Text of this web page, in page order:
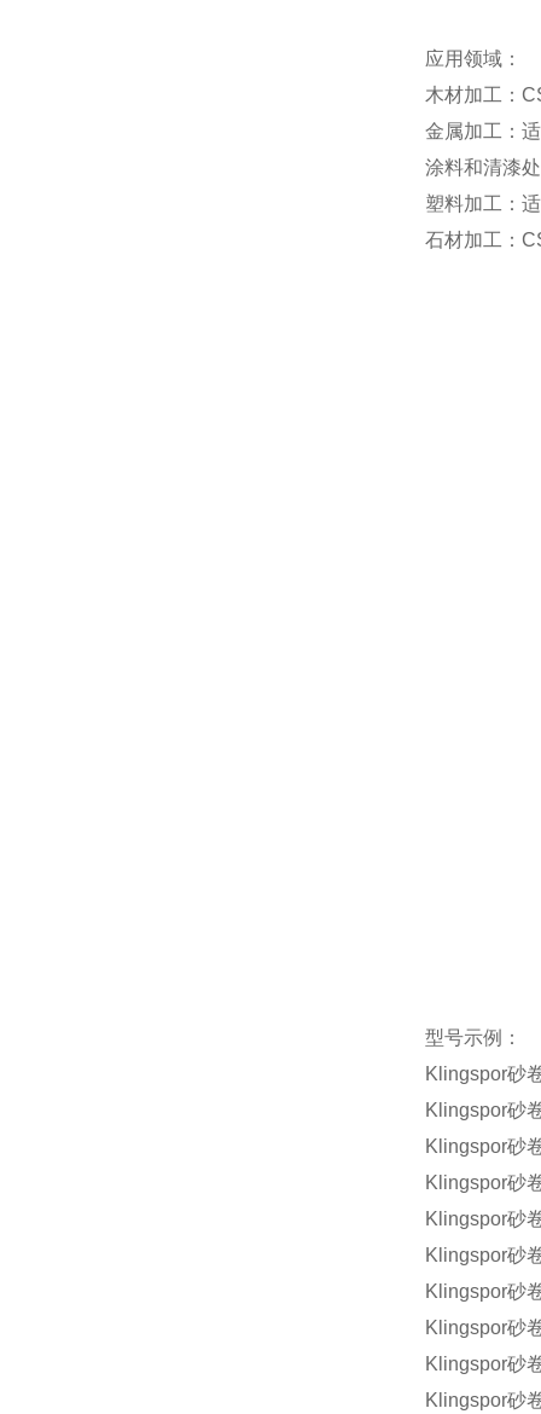
应用领域：
木材加工：
金属加工：
涂料和清漆
塑料加工：
石材加工：
型号示例：
Klingspor砂
Klingspor砂
Klingspor砂
Klingspor砂
Klingspor砂
Klingspor砂
Klingspor砂
Klingspor砂
Klingspor砂
Klingspor砂